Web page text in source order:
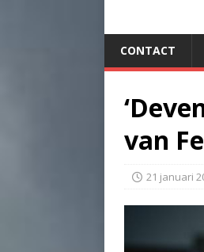
CONTACT
van
21 januari